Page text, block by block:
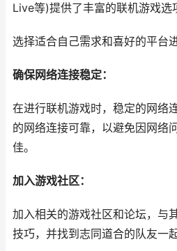
Live等)提供了丰富的联机游戏选
选择适合自己需求和喜好的平台
确保网络连接稳定：
在进行联机游戏时，稳定的网络
的网络连接可靠，以避免因网络
佳。
加入游戏社区：
加入相关的游戏社区和论坛，与
技巧，并找到志同道合的队友一